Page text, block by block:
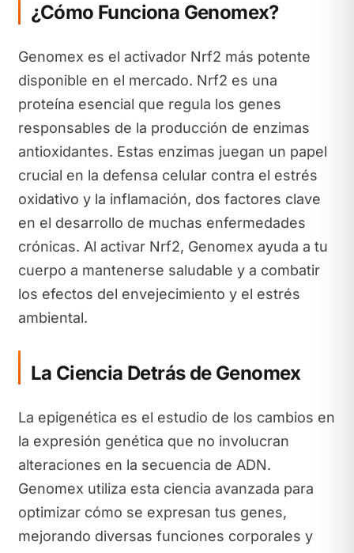
¿Cómo Funciona Genomex?
Genomex es el activador Nrf2 más potente
disponible en el mercado. Nrf2 es una
proteína esencial que regula los genes
responsables de la producción de enzimas
antioxidantes. Estas enzimas juegan un papel
crucial en la defensa celular contra el estrés
oxidativo y la inflamación, dos factores clave
en el desarrollo de muchas enfermedades
crónicas. Al activar Nrf2, Genomex ayuda a tu
cuerpo a mantenerse saludable y a combatir
los efectos del envejecimiento y el estrés
ambiental.
La Ciencia Detrás de Genomex
La epigenética es el estudio de los cambios en
la expresión genética que no involucran
alteraciones en la secuencia de ADN.
Genomex utiliza esta ciencia avanzada para
optimizar cómo se expresan tus genes,
mejorando diversas funciones corporales y